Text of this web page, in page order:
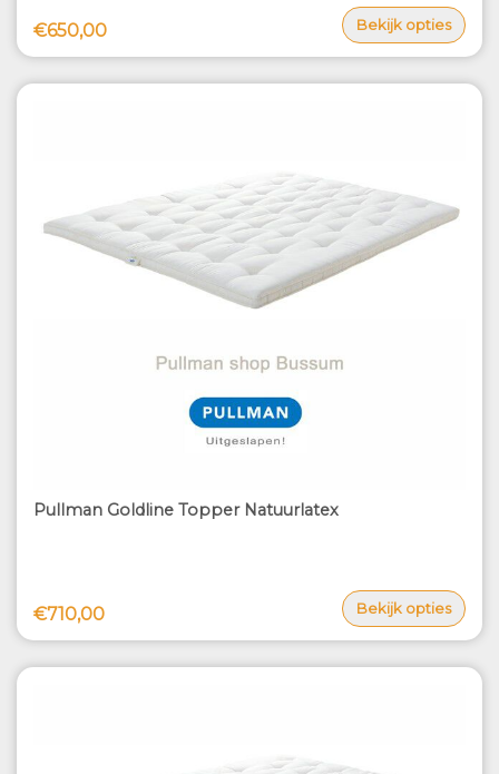
€650,00 Bekijk opties
Pullman Goldline Topper Natuurlatex
€710,00 Bekijk opties